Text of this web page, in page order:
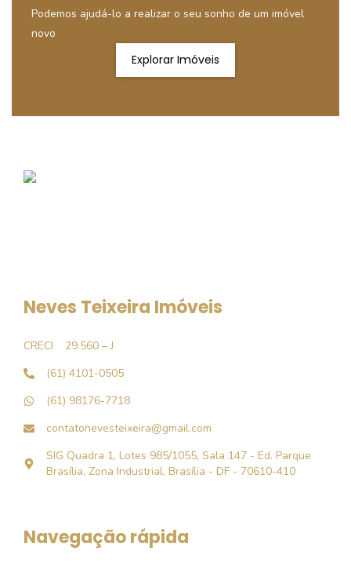
Podemos ajudá-lo a realizar o seu sonho de um imóvel
novo
Explorar Imóveis
Neves Teixeira Imóveis
CRECI
29.560 – J
(61) 4101-0505
(61) 98176-7718
contatonevesteixeira@gmail.com
SIG Quadra 1, Lotes 985/1055, Sala 147 - Ed. Parque
Brasília, Zona Industrial, Brasília - DF - 70610-410
Navegação rápida